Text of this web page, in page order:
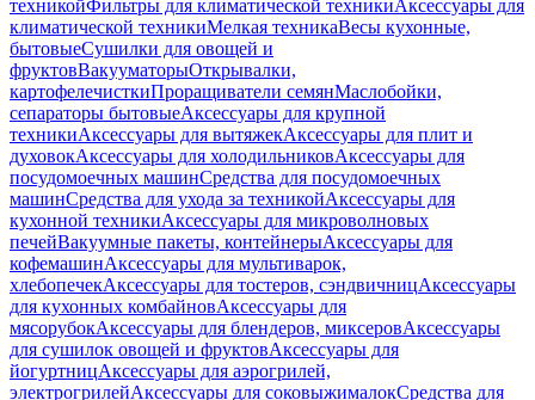
техникойФильтры для климатической техникиАксессуары для
климатической техникиМелкая техникаВесы кухонные,
бытовыеСушилки для овощей и
фруктовВакууматорыОткрывалки,
картофелечисткиПроращиватели семянМаслобойки,
сепараторы бытовыеАксессуары для крупной
техникиАксессуары для вытяжекАксессуары для плит и
духовокАксессуары для холодильниковАксессуары для
посудомоечных машинСредства для посудомоечных
машинСредства для ухода за техникойАксессуары для
кухонной техникиАксессуары для микроволновых
печейВакуумные пакеты, контейнерыАксессуары для
кофемашинАксессуары для мультиварок,
хлебопечекАксессуары для тостеров, сэндвичницАксессуары
для кухонных комбайновАксессуары для
мясорубокАксессуары для блендеров, миксеровАксессуары
для сушилок овощей и фруктовАксессуары для
йогуртницАксессуары для аэрогрилей,
электрогрилейАксессуары для соковыжималокСредства для